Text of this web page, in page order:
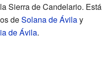
Sierra de Candelario. Está
deSolana de Ávilay
de Ávila.